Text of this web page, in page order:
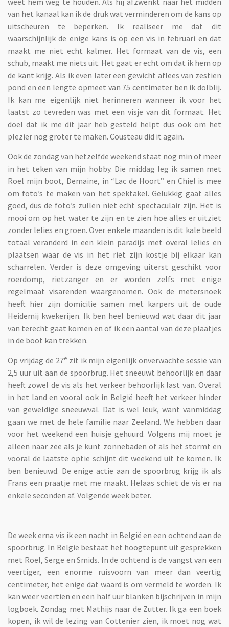
van het kanaal kan ik de druk wat verminderen om de kans op
uitscheuren te beperken. Ik realiseer me dat dit
waarschijnlijk de enige kans is op een vis in februari en dat
maakt me niet echt kalmer. Het formaat van de vis, een
schub, maakt me niets uit. Het gaat er echt om dat ik hem op
de kant krijg. Als ik even later een gewicht aflees van zestien
pond en een lengte opmeet van 75 centimeter ben ik dolblij.
Ik kan me eigenlijk niet herinneren wanneer ik voor het
laatst zo tevreden was met een visje van dit formaat. Het
doel dat ik me dit jaar heb gesteld helpt dus ook om het
plezier nog groter te maken. Cousteau did it again.
Ook de zondag van hetzelfde weekend staat nog min of meer
in het teken van mijn hobby. Die middag leg ik samen met
Roel mijn boot, Demaine, in “Lac de Hoort” en Chiel is mee
om foto’s te maken van het spektakel. Gelukkig gaat alles
goed, dus de foto’s zullen niet echt spectaculair zijn. Het is
mooi om op het water te zijn en te zien hoe alles er uitziet
zonder lelies en groen. Over enkele maanden is dit kale beeld
totaal veranderd in een klein paradijs met overal lelies en
plaatsen waar de vis in het riet zijn kostje bij elkaar kan
scharrelen. Verder is deze omgeving uiterst geschikt voor
roerdomp, rietzanger en er worden zelfs met enige
regelmaat visarenden waargenomen. Ook de metersnoek
heeft hier zijn domicilie samen met karpers uit de oude
Heidemij kwekerijen. Ik ben heel benieuwd wat daar dit jaar
van terecht gaat komen en of ik een aantal van deze plaatjes
in de boot kan trekken.
Op vrijdag de 27ezit ik mijn eigenlijk onverwachte sessie van
2,5 uur uit aan de spoorbrug. Het sneeuwt behoorlijk en daar
heeft zowel de vis als het verkeer behoorlijk last van. Overal
in het land en vooral ook in België heeft het verkeer hinder
van geweldige sneeuwval. Dat is wel leuk, want vanmiddag
gaan we met de hele familie naar Zeeland. We hebben daar
voor het weekend een huisje gehuurd. Volgens mij moet je
alleen naar zee als je kunt zonnebaden of als het stormt en
vooral de laatste optie schijnt dit weekend uit te komen. Ik
ben benieuwd. De enige actie aan de spoorbrug krijg ik als
Frans een praatje met me maakt. Helaas schiet de vis er na
enkele seconden af. Volgende week beter.
De week erna vis ik een nacht in België en een ochtend aan de
spoorbrug. In België bestaat het hoogtepunt uit gesprekken
met Roel, Serge en Smids. In de ochtend is de vangst van een
veertiger, een enorme ruisvoorn van meer dan veertig
centimeter, het enige dat waard is om vermeld te worden. Ik
kan weer veertien en een half uur blanken bijschrijven in mijn
logboek. Zondag met Mathijs naar de Zutter. Ik ga een boek
kopen, ik wil de lezing van Cottenier zien, ik moet nog wat